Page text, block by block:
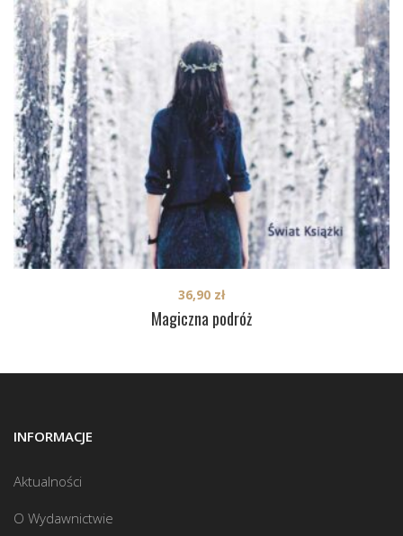
Magiczna podróż
36,90 zł
INFORMACJE
Aktualności
O Wydawnictwie